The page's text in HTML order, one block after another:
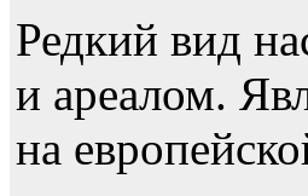
Редкий вид
и ареалом.
на